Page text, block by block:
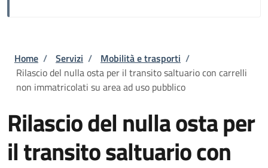
Briciole di pane
Home / Servizi / Mobilità e trasporti /
Rilascio del nulla osta per il transito saltuario con carrelli
non immatricolati su area ad uso pubblico
Rilascio del nulla osta per
il transito saltuario con